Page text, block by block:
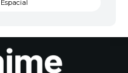
Espacial
Historico